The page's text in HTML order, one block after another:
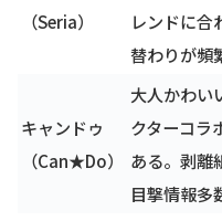
（Seria）
レンドに合
替わりが頻
キャンドゥ
（Can★Do）
大人かわい
クターコラ
ある。剥離
目撃情報多